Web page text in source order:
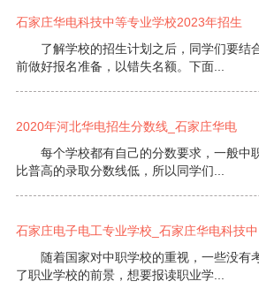
石家庄华电科技中等专业学校2023年招生
了解学校的招生计划之后，同学们要结
前做好报名准备，以错失名额。下面...
2020年河北华电招生分数线_石家庄华电
每个学校都有自己的分数要求，一般中
比普高的录取分数线低，所以同学们...
石家庄电子电工专业学校_石家庄华电科技中
随着国家对中职学校的重视，一些没有
了职业学校的前景，想要报读职业学...